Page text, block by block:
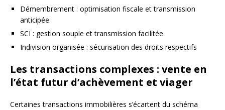
Démembrement : optimisation fiscale et transmission
anticipée
SCI : gestion souple et transmission facilitée
Indivision organisée : sécurisation des droits respectifs
Les transactions complexes : vente en
l’état futur d’achèvement et viager
Certaines transactions immobilières s’écartent du schéma